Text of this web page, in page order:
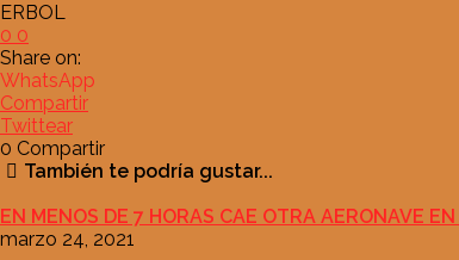
ERBOL
0 0
Share on:
WhatsApp
Compartir
Twittear
0 Compartir
También te podría gustar...
EN MENOS DE 7 HORAS CAE OTRA AERONAVE
marzo 24, 2021